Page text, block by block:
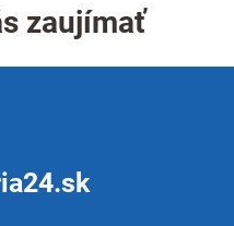
zaujímať